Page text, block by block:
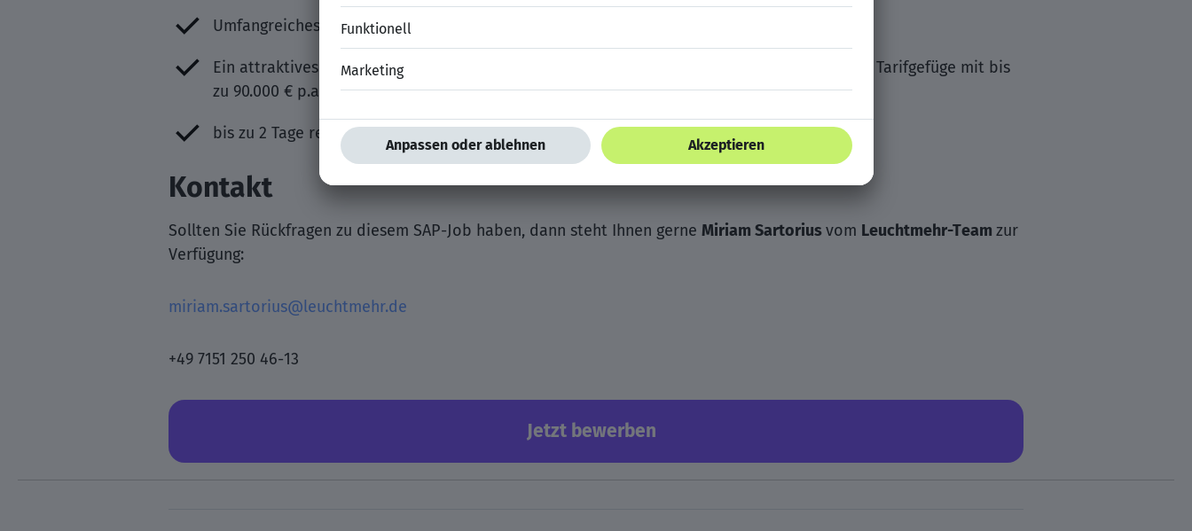
Umfangreiches Fort- und Weiterbildungsangebot für Ihre individuelle Entwicklung
Ein attraktives Vergütungsmodell kombiniert mit diversen Sozialleistungen und Benefits im Tarifgefüge mit bis
zu 90.000 € p.a.
bis zu 2 Tage remote work pro Woche
Kontakt
Sollten Sie Rückfragen zu diesem SAP-Job haben, dann steht Ihnen gerne Miriam Sartoriusvom Leuchtmehr-Team zur
Verfügung:
miriam.sartorius@leuchtmehr.de
+49 7151 250 46-13
Jetzt bewerben